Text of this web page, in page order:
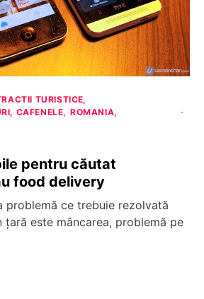
TURISTICE
CAFENELE
ROMANIA
pentru căutat
food delivery
problemă ce trebuie rezolvată
este mâncarea, problemă pe